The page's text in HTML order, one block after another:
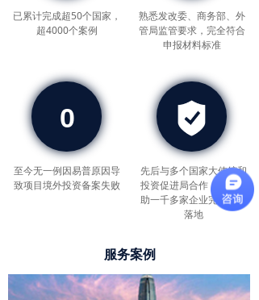
已累计完成超50个国家，
超4000个案例
熟悉发改委、商务部、外
管局监管要求，完全符合
申报材料标准
至今无一例因易普原因导
致项目境外投资备案失败
0
先后与多个国家大使馆和
投资促进局合作，累计帮
助一千多家企业完成项目
落地
服务案例